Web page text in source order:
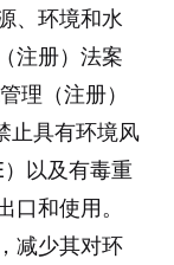
、环境和水
注册）法案
理（注册）
止具有环境风
以及有毒重
和使用。
减少其对环